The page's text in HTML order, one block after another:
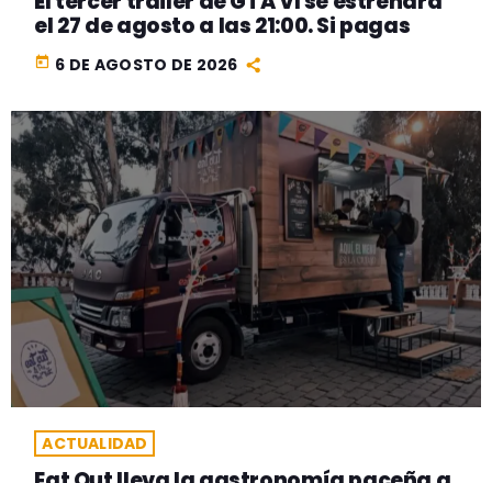
el 27 de agosto a las 21:00. Si pagas
today 6 DE AGOSTO DE 2026
ACTUALIDAD